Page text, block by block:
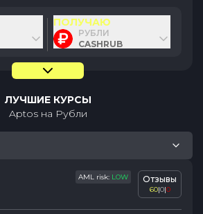
ПОЛУЧАЮ
РУБЛИ
CASHRUB
ЛУЧШИЕ КУРСЫ
Aptosна Рубли
AML risk: LOW Отзывы
60|0|0